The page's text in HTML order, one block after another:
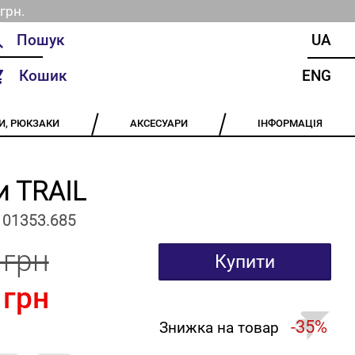
Кошик
UA
ENG
РЮКЗАКИ АКСЕСУАРИ ІНФОРМАЦІЯ
TRAIL
Купити
Знижка на товар -35%